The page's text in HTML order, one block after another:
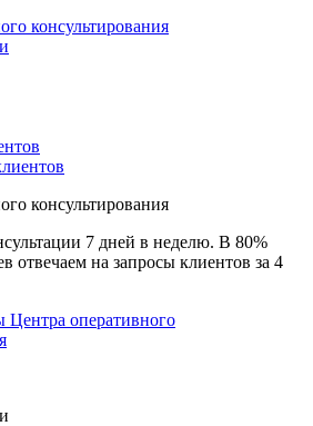
консультирования
консультирования
7 дней в неделю. В 80%
отвечаем на запросы клиентов за 4
Центра оперативного